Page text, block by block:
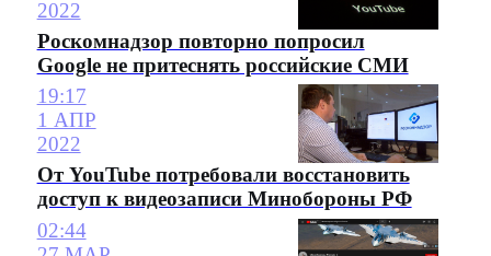
2022
Роскомнадзор повторно попросил
Google не притеснять российские СМИ
19:17
1 АПР
2022
От YouTube потребовали восстановить
доступ к видеозаписи Минобороны РФ
02:44